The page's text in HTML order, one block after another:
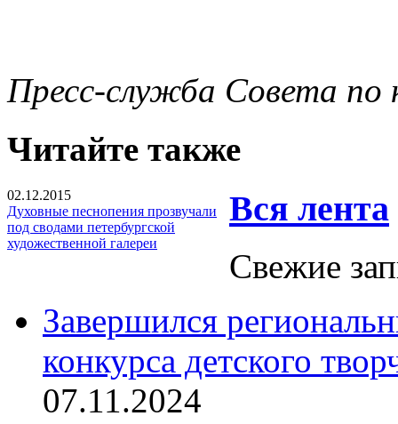
Пресс-служба Совета по
Читайте также
02.12.2015
Духовные песнопения прозвучали
под сводами петербургской
художественной галереи
Вся лента
Свежие
Завершился
конкурса детского
07.11.2024